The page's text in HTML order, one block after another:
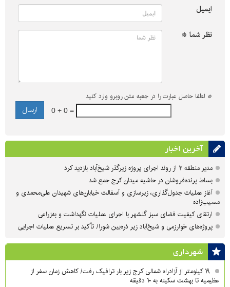
ایمیل
نظر شما *
* لطفا حاصل عبارت را در جعبه متن روبرو وارد کنید
0 + 0 =
آخرین اخبار
مدیر منطقه ۲ از روند اجرای پروژه زیرگذر شیخ‌آباد بازدید کرد
بساط پرنده‌فروشان در حاشیه میدان کرج جمع شد
آغاز عملیات جدول‌گذاری، زیرسازی و آسفالت خیابان‌های شهیدان علی‌محمدی و
مسیب‌زاده
ارتقای کیفیت فضای سبز گلشهر با اجرای عملیات نگهداشت و به‌زراعی
پروژه‌های خوارزمی و شیخ‌آباد زیر ذره‌بین شورا/ تأکید بر تسریع عملیات اجرایی
شهرداری
۱۹ کیلومتر از آزادراه شمالی کرج زیر بار ترافیک رفت/ کاهش زمان سفر از
عظیمیه تا بهشت سکینه به ۱۰ دقیقه